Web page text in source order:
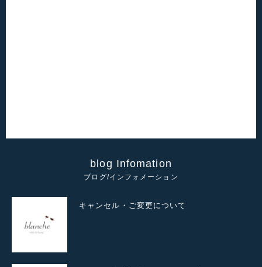
blog Infomation
ブログ/インフォメーション
キャンセル・ご変更について